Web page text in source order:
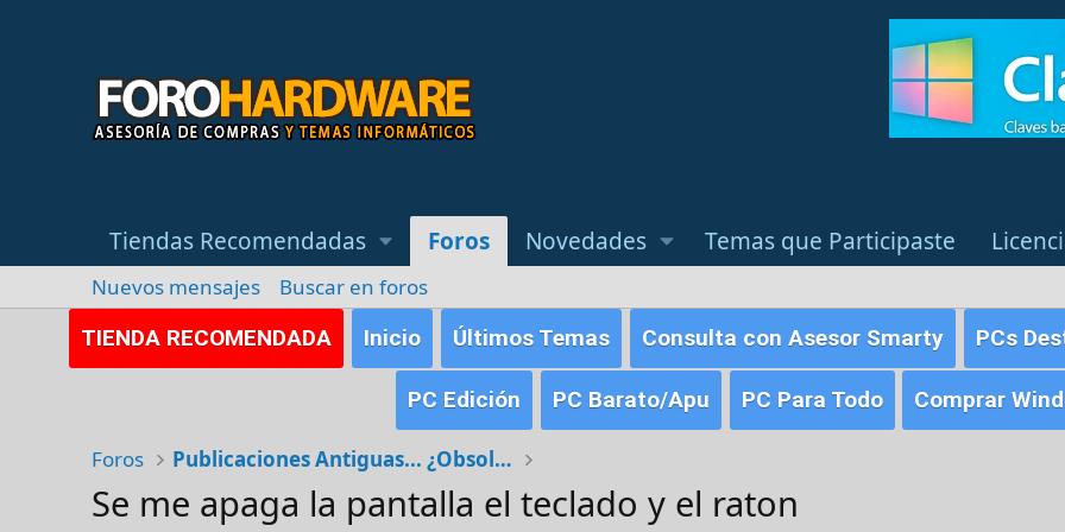
Tiendas Recomendadas Foros Novedades Temas que Participaste
Nuevos mensajes
Buscar en foros
TIENDA RECOMENDADA
Inicio Últimos Temas Consulta con Asesor Smarty PCs
PC Edición PC Barato/Apu PC Para Todo Comprar
Foros Publicaciones Antiguas... ¿Obsoletas?
Se me apaga la pantalla el teclado y el raton